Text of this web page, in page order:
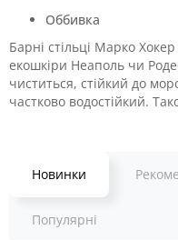
Оббивка
Барні стільці Марко
екошкіри Неаполь чи
чиститься, стійкий до
частково водостійкий.
Новинки
Популярні